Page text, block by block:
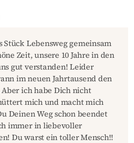
Stück Lebensweg gemeinsam
Zeit, unsere 10 Jahre in den
gut verstanden! Leider
im neuen Jahrtausend den
ich habe Dich nicht
mich und macht mich
Deinen Weg schon beendet
immer in liebevoller
Du warst ein toller Mensch!!